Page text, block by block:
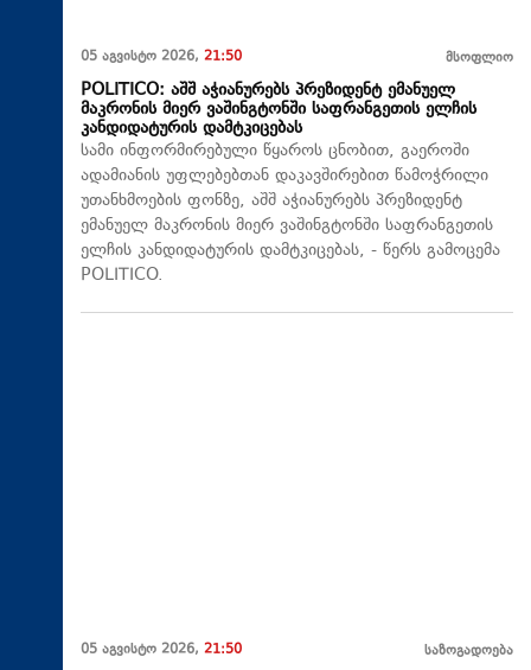
05 აგვისტო 2026, 21:50 მსოფლიო
POLITICO: აშშ აჭიანურებს პრეზიდენტ ემანუელ
მაკრონის მიერ ვაშინგტონში საფრანგეთის ელჩის
კანდიდატურის დამტკიცებას
სამი ინფორმირებული წყაროს ცნობით, გაეროში
ადამიანის უფლებებთან დაკავშირებით წამოჭრილი
უთანხმოების ფონზე, აშშ აჭიანურებს პრეზიდენტ
ემანუელ მაკრონის მიერ ვაშინგტონში საფრანგეთის
ელჩის კანდიდატურის დამტკიცებას, - წერს გამოცემა
POLITICO.
05 აგვისტო 2026, 21:50 საზოგადოება